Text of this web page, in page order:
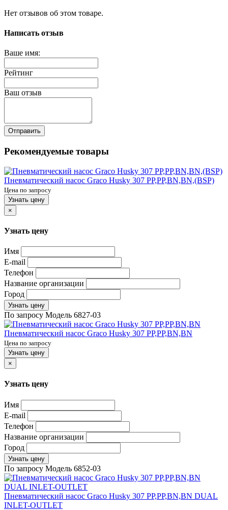
Нет отзывов об этом товаре.
Написать отзыв
Ваше имя:
Рейтинг
Ваш отзыв
Отправить
Рекомендуемые товары
Пневматический насос Graco Husky 307 PP,PP,BN,BN,(BSP)
Цена по запросу
Узнать цену
×
Узнать цену
Имя
E-mail
Телефон
Название организации
Город
Узнать цену
По запросу Модель 6827-03
Пневматический насос Graco Husky 307 PP,PP,BN,BN
Цена по запросу
Узнать цену
×
Узнать цену
Имя
E-mail
Телефон
Название организации
Город
Узнать цену
По запросу Модель 6852-03
Пневматический насос Graco Husky 307 PP,PP,BN,BN DUAL
INLET-OUTLET